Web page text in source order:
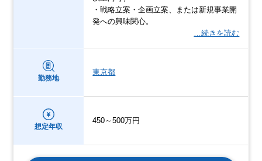
・戦略立案・企画立案、または新規事業開
発への興味関心。
…続きを読む
勤務地
東京都
想定年収
450～500万円